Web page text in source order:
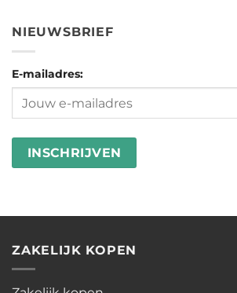
rij
Butts
2026
Microplastic
duurzame
van
Ecomondo
goed
op
en
in
NIEUWSBRIEF
E-mailadres:
ZAKELIJK KOPEN